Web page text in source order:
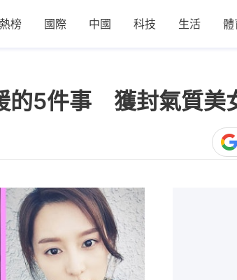
熱榜 國際 中國 科技 生活 體
的5件事 獲封氣質美